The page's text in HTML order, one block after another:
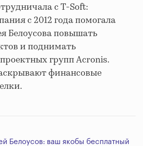
с T-Soft:
с 2012 года помогала
Белоусова повышать
и поднимать
групп Acronis.
финансовые
Белоусов: ваш якобы бесплатный